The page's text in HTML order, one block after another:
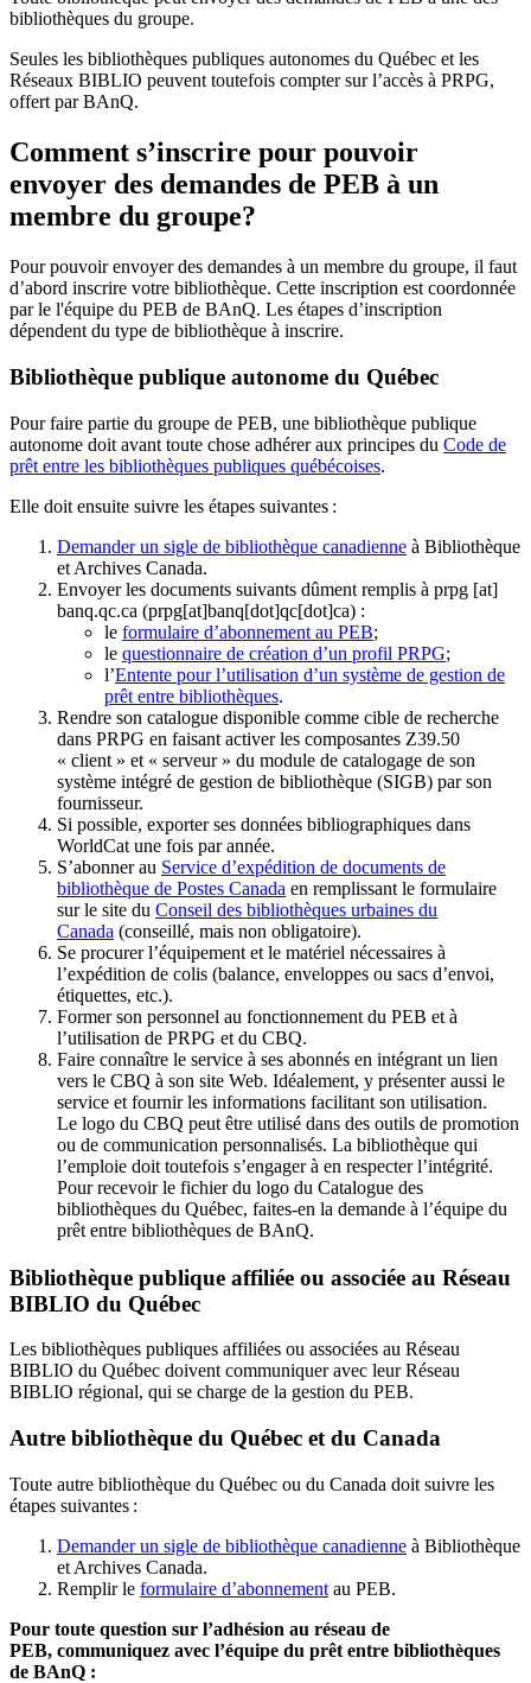
bibliothèques du groupe.
Seules les bibliothèques publiques autonomes du Québec et les
Réseaux BIBLIO peuvent toutefois compter sur l’accès à PRPG,
offert par BAnQ.
Comment s’inscrire pour pouvoir
envoyer des demandes de PEB à un
membre du groupe?
Pour pouvoir envoyer des demandes à un membre du groupe, il faut
d’abord inscrire votre bibliothèque. Cette inscription est coordonnée
par le l'équipe du PEB de BAnQ. Les étapes d’inscription
dépendent du type de bibliothèque à inscrire.
Bibliothèque publique autonome du Québec
Pour faire partie du groupe de PEB, une bibliothèque publique
autonome doit avant toute chose adhérer aux principes du Code de
prêt entre les bibliothèques publiques québécoises.
Elle doit ensuite suivre les étapes suivantes :
Demander un sigle de bibliothèque canadienne à Bibliothèque
et Archives Canada.
Envoyer les documents suivants dûment remplis à prpg [at]
banq.qc.ca (prpg[at]banq[dot]qc[dot]ca) :
le formulaire d’abonnement au PEB;
le questionnaire de création d’un profil PRPG;
l’Entente pour l’utilisation d’un système de gestion de
prêt entre bibliothèques.
Rendre son catalogue disponible comme cible de recherche
dans PRPG en faisant activer les composantes Z39.50
« client » et « serveur » du module de catalogage de son
système intégré de gestion de bibliothèque (SIGB) par son
fournisseur.
Si possible, exporter ses données bibliographiques dans
WorldCat une fois par année.
S’abonner au Service d’expédition de documents de
bibliothèque de Postes Canada en remplissant le formulaire
sur le site du Conseil des bibliothèques urbaines du
Canada (conseillé, mais non obligatoire).
Se procurer l’équipement et le matériel nécessaires à
l’expédition de colis (balance, enveloppes ou sacs d’envoi,
étiquettes, etc.).
Former son personnel au fonctionnement du PEB et à
l’utilisation de PRPG et du CBQ.
Faire connaître le service à ses abonnés en intégrant un lien
vers le CBQ à son site Web. Idéalement, y présenter aussi le
service et fournir les informations facilitant son utilisation.
Le logo du CBQ peut être utilisé dans des outils de promotion
ou de communication personnalisés. La bibliothèque qui
l’emploie doit toutefois s’engager à en respecter l’intégrité.
Pour recevoir le fichier du logo du Catalogue des
bibliothèques du Québec, faites-en la demande à l’équipe du
prêt entre bibliothèques de BAnQ.
Bibliothèque publique affiliée ou associée au Réseau
BIBLIO du Québec
Les bibliothèques publiques affiliées ou associées au Réseau
BIBLIO du Québec doivent communiquer avec leur Réseau
BIBLIO régional, qui se charge de la gestion du PEB.
Autre bibliothèque du Québec et du Canada
Toute autre bibliothèque du Québec ou du Canada doit suivre les
étapes suivantes :
Demander un sigle de bibliothèque canadienne à Bibliothèque
et Archives Canada.
Remplir le formulaire d’abonnement au PEB.
Pour toute question sur l’adhésion au réseau de
PEB, communiquez avec l’équipe du prêt entre bibliothèques
de BAnQ :